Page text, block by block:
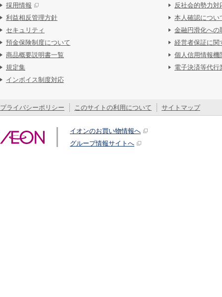
採用情報
反社会的勢力対
利益相反管理方針
本人確認につい
セキュリティ
金融円滑化への
預金保険制度について
経営者保証に関
商品概要説明書一覧
個人信用情報機
規定集
電子決済等代行
インボイス制度対応
プライバシーポリシー このサイトの利用について サイトマップ
イオンのお買い物情報へ
グループ情報サイトへ